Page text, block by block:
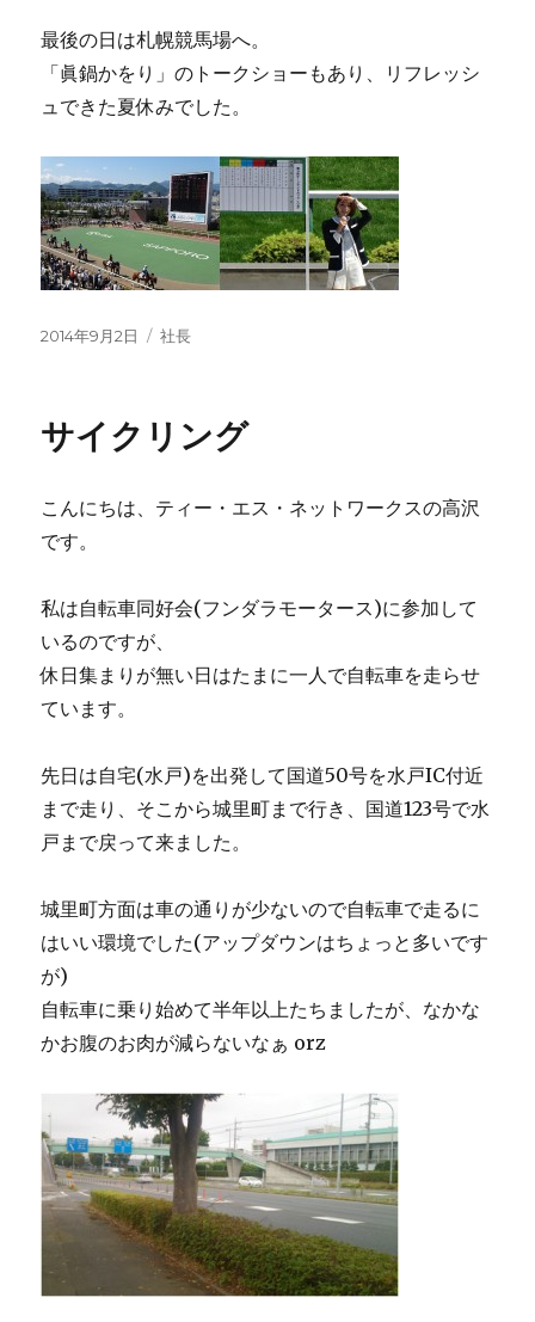
最後の日は札幌競馬場へ。
「眞鍋かをり」のトークショーもあり、リフレッシ
ュできた夏休みでした。
投
2014年9月2日
カ
ー
社長
サイクリング
こんにちは、ティー・エス・ネットワークスの高沢
です。
私は自転車同好会(フンダラモータース)に参加して
いるのですが、
休日集まりが無い日はたまに一人で自転車を走らせ
ています。
先日は自宅(水戸)を出発して国道50号を水戸IC付近
まで走り、そこから城里町まで行き、国道123号で水
戸まで戻って来ました。
城里町方面は車の通りが少ないので自転車で走るに
はいい環境でした(アップダウンはちょっと多いです
が)
自転車に乗り始めて半年以上たちましたが、なかな
かお腹のお肉が減らないなぁ orz